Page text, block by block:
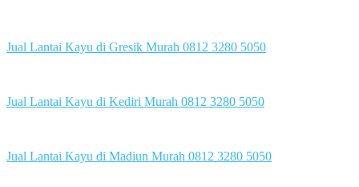
Jual Lantai Kayu di Gresik Murah 0812 3280 5050
Jual Lantai Kayu di Kediri Murah 0812 3280 5050
Jual Lantai Kayu di Madiun Murah 0812 3280 5050